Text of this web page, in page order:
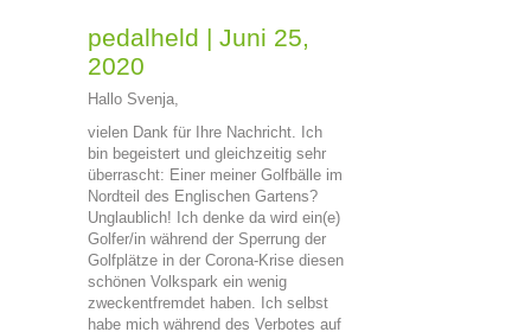
pedalheld | Juni 25,
2020
Hallo Svenja,
vielen Dank für Ihre Nachricht. Ich
bin begeistert und gleichzeitig sehr
überrascht: Einer meiner Golfbälle im
Nordteil des Englischen Gartens?
Unglaublich! Ich denke da wird ein(e)
Golfer/in während der Sperrung der
Golfplätze in der Corona-Krise diesen
schönen Volkspark ein wenig
zweckentfremdet haben. Ich selbst
habe mich während des Verbotes auf